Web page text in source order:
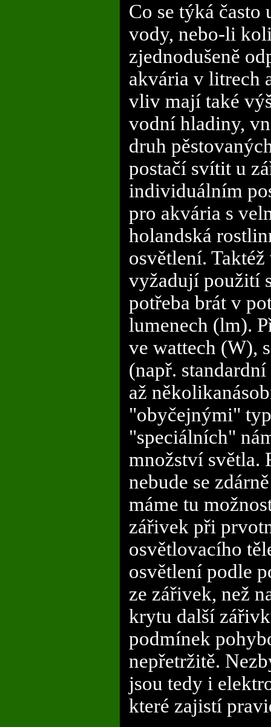
Co se týká
vody, nebo-li
zjednodušeně
akvária v litrech
vliv mají také
vodní hladiny,
druh
postačí svítit u
individuálním
pro akvária s
holandská
osvětlení.
vyžadují použití
potřeba brát v
lumenech (lm).
ve wattech (W),
(např.
až
"obyčejnými"
"speciálních"
množství světla.
nebude se
máme tu
zářivek při
osvětlovacího
osvětlení podle
ze zářivek, než
krytu další
podmínek
nepřetržitě.
jsou tedy i
které zajistí